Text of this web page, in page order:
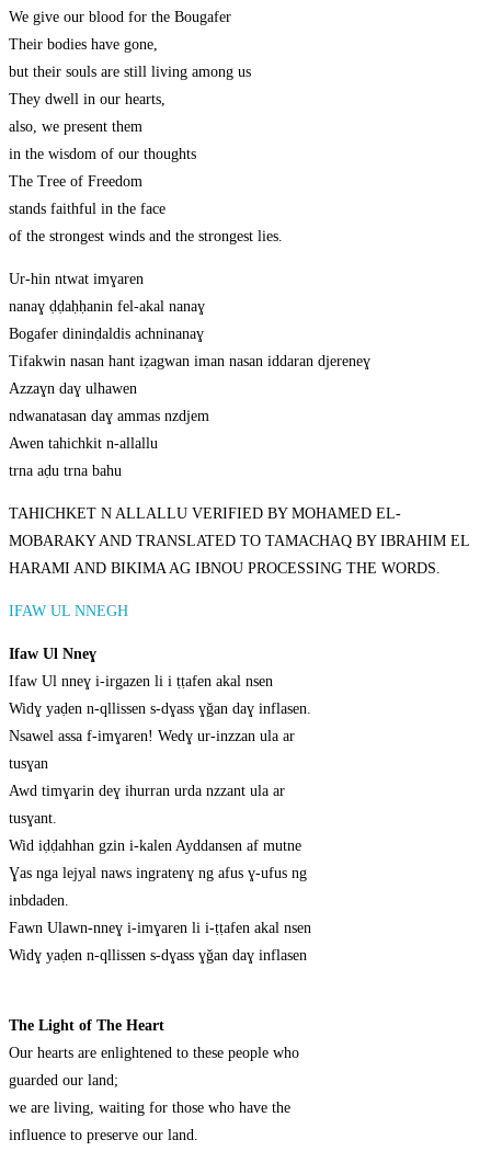
We give our blood for the Bougafer
Their bodies have gone,
but their souls are still living among us
They dwell in our hearts,
also, we present them
in the wisdom of our thoughts
The Tree of Freedom
stands faithful in the face
of the strongest winds and the strongest lies.
Ur-hin ntwat imɣaren
nanaɣ ḍḍaḥḥanin fel-akal nanaɣ
Bogafer dininḍaldis achninanaɣ
Tifakwin nasan hant iẓagwan iman nasan iddaran djereneɣ
Azzaɣn daɣ ulhawen
ndwanatasan daɣ ammas nzdjem
Awen tahichkit n-allallu
trna aḍu trna bahu
TAHICHKET N ALLALLU VERIFIED BY MOHAMED EL-
MOBARAKY AND TRANSLATED TO TAMACHAQ BY IBRAHIM EL
HARAMI AND BIKIMA AG IBNOU PROCESSING THE WORDS.
IFAW UL NNEGH
Ifaw Ul Nneɣ
Ifaw Ul nneɣ i-irgazen li i ṭṭafen akal nsen
Widɣ yaḍen n-qllissen s-dɣass ɣǧan daɣ inflasen.
Nsawel assa f-imɣaren! Wedɣ ur-inzzan ula ar
tusɣan
Awd timɣarin deɣ ihurran urda nzzant ula ar
tusɣant.
Wid iḍḍahhan gzin i-kalen Ayddansen af mutne
Ɣas nga lejyal naws ingratenɣ ng afus ɣ-ufus ng
inbdaden.
Fawn Ulawn-nneɣ i-imɣaren li i-ṭṭafen akal nsen
Widɣ yaḍen n-qllissen s-dɣass ɣǧan daɣ inflasen
The Light of The Heart
Our hearts are enlightened to these people who
guarded our land;
we are living, waiting for those who have the
influence to preserve our land.